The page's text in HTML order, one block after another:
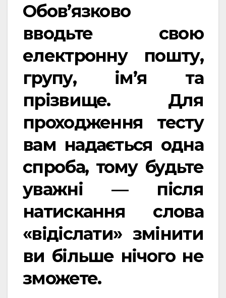
Обов’язково
вводьте свою
електронну пошту,
групу, ім’я та
прізвище. Для
проходження тесту
вам надається одна
спроба, тому будьте
уважні — після
натискання слова
«відіслати» змінити
ви більше нічого не
зможете.